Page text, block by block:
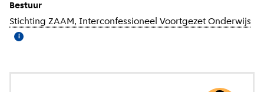
Bestuur
Stichting ZAAM, Interconfessioneel Voortgezet Onderwijs
i